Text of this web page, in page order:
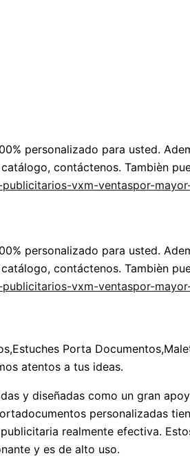
personalizado para usted.
contáctenos. Tambièn
vxm-ventaspor-
personalizado para usted.
contáctenos. Tambièn
vxm-ventaspor-
Porta
atentos a tus ideas.
y diseñadas como un gran
personalizadas
realmente efectiva.
y es de alto uso.